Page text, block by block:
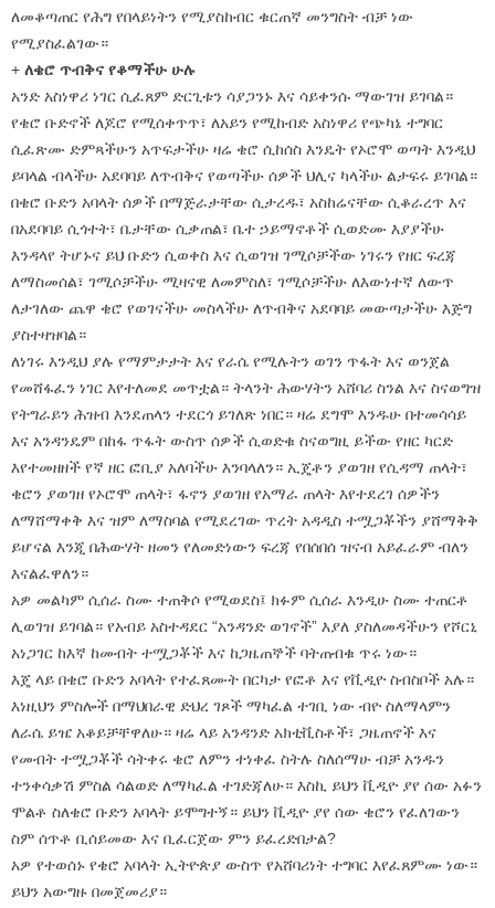
ለመቆጣጠር የሕግ የበላይነትን የሚያስከብር ቁርጠኛ መንግስት ብቻ ነው
የሚያስፈልገው።
+ ለቄሮ ጥብቅና የቆማችሁ ሁሉ
አንድ አስነዋሪ ነገር ሲፈጸም ድርጊቱን ሳያጋንኑ እና ሳይቀንሱ ማውገዝ ይገባል።
የቄሮ ቡድኖች ለጆሮ የሚሰቀጥጥ፣ ለአይን የሚከብድ አስነዋሪ የጭካኔ ተግባር
ሲፈጽሙ ድምጻችሁን አጥፍታችሁ ዛሬ ቄሮ ሲከሰስ እንዴት የኦሮሞ ወጣት እንዲህ
ይባላል ብላችሁ አደባባይ ለጥብቅና የወጣችሁ ሰዎች ህሊና ካላችሁ ልታፍሩ ይገባል።
በቄሮ ቡድን አባላት ሰዎች በማጅራታቸው ሲታረዱ፣ አስከሬናቸው ሲቆራረጥ እና
በአደባባይ ሲጎተት፣ ቤታቸው ሲቃጠል፣ ቤተ ኃይማኖቶች ሲወድሙ እያያችሁ
እንዳላየ ትሆኑና ይህ ቡድን ሲወቀስ እና ሲወገዝ ገሚሶቻችው ነገሩን የዘር ፍረጃ
ለማስመሰል፣ ገሚሶቻችሁ ሚዛናዊ ለመምስለ፣ ገሚሶቻችሁ ለእውነተኛ ለውጥ
ለታገለው ጨዋ ቄሮ የወገናችሁ መስላችሁ ለጥብቅና አደባባይ መውጣታችሁ እጅግ
ያስተዛዝባል።
ለነገሩ እንዲህ ያሉ የማምታታት እና የራሴ የሚሉትን ወገን ጥፋት እና ወንጀል
የመሸፋፈን ነገር እየተለመደ መጥቷል። ትላንት ሕውሃትን አሸባሪ ስንል እና ስናወግዝ
የትግራይን ሕዝብ እንደጠላን ተደርጎ ይገለጽ ነበር። ዛሬ ደግሞ እንዱሁ በተመሳሳይ
እና አንዳንዴም በከፋ ጥፋት ውስጥ ሰዎች ሲወድቁ ስናወግዚ ይችው የዘር ካርድ
እየተመዘዘች የኛ ዘር ፎቢያ አለባችሁ እንባላለን። ኢጄቶን ያወገዘ የሲዳማ ጠላት፣
ቄሮን ያወገዘ የኦሮሞ ጠላት፣ ፋኖን ያወገዘ የአማራ ጠላት እየተደረገ ሰዎችን
ለማሸማቀቅ እና ዝም ለማስባል የሚደረገው ጥረት አዳዲስ ተሟጋቾችን ያሸማቅቅ
ይሆናል እንጂ በሕውሃት ዘመን የለመድነውን ፍረጃ የበሰበሰ ዝናብ አይፈራም ብለን
እናልፈዋለን።
አዎ መልካም ሲሰራ ስሙ ተጠቅሶ የሚወደስ፤ ክፉም ሲሰራ እንዲሁ ስሙ ተጠርቶ
ሊወገዝ ይገባል። የአብይ አስተዳደር “አንዳንድ ወገኖች” እያለ ያስለመዳችሁን የሾርኒ
አነጋገር ከእኛ ከመብት ተሟጋቾች እና ከጋዜጠኞች ባትጠብቁ ጥሩ ነው።
እጄ ላይ በቄሮ ቡድን አባላት የተፈጸሙት በርካታ የፎቶ እና የቪዲዮ ስብስቦች አሉ።
እነዚህን ምስሎች በማህበራዊ ድህረ ገጾች ማካፈል ተገቢ ነው ብዮ ስለማላምን
ለራሴ ይዤ አቆይቻቸዋለሁ። ዛሬ ላይ አንዳንድ አክቲቪስቶች፣ ጋዜጠኖች እና
የመብት ተሟጋቾች ሳትቀሩ ቄሮ ለምን ተነቀፈ ስትሉ ስለሰማሁ ብቻ አንዱን
ተንቀሳቃሽ ምስል ሳልወድ ለማካፈል ተገድጃለሁ። እስኪ ይህን ቪዲዮ ያየ ሰው አፉን
ሞልቶ ስለቄሮ ቡድን አባላት ይሞግተኝ። ይህን ቪዲዮ ያየ ሰው ቄሮን የፈለገውን
ስም ሰጥቶ ቢሰይመው እና ቢፈርጀው ምን ይፈረድበታል?
አዎ የተወሰኑ የቄሮ አባላት ኢትዮጵያ ውስጥ የአሸባሪነት ተግባር እየፈጸምሙ ነው።
ይህን አውግዙ በመጀመሪያ።